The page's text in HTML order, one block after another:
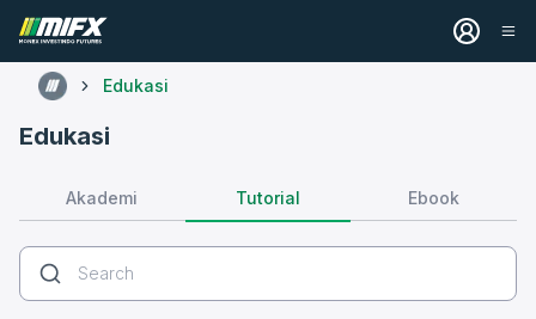
Edukasi
Edukasi
Akademi Tutorial Ebook